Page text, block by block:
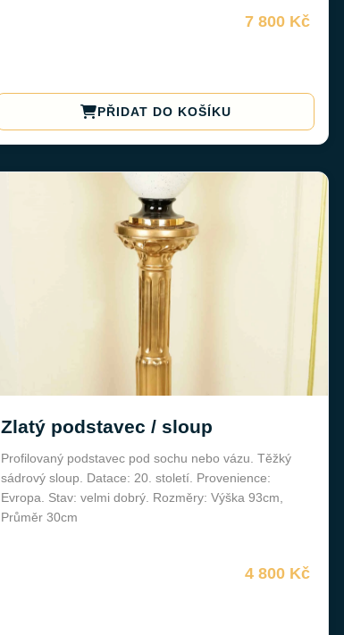
7 800 Kč
PŘIDAT DO KOŠÍKU
Zlatý podstavec / sloup
Profilovaný podstavec pod sochu nebo vázu. Těžký
sádrový sloup. Datace: 20. století. Provenience:
Evropa. Stav: velmi dobrý. Rozměry: Výška 93cm,
Průměr 30cm
4 800 Kč